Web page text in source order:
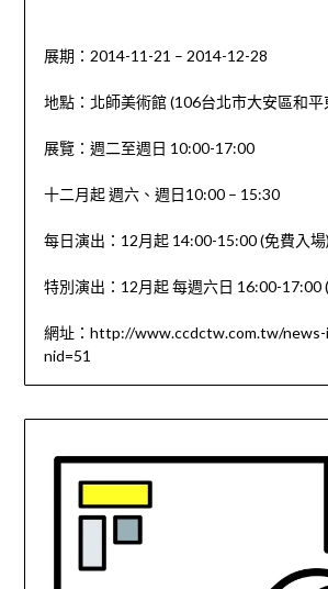
展期：2014-11-21 – 2014-12-28
地點：北師美術館 (106台北市大安區和
展覽：週二至週日 10:00-17:00
十二月起 週六、週日10:00 – 15:30
每日演出：12月起 14:00-15:00 (免費入場)
特別演出：12月起 每週六日 16:00-17:00
網址：http://www.ccdctw.com.tw/news-
nid=51